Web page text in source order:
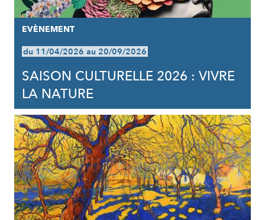
EVÈNEMENT
du 11/04/2026 au 20/09/2026
SAISON CULTURELLE 2026 : VIVRE
LA NATURE